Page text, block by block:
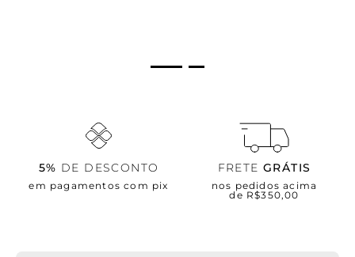
5% DE DESCONTO
em pagamentos com pix
FRETE GRÁTIS
nos pedidos acima
de R$350,00